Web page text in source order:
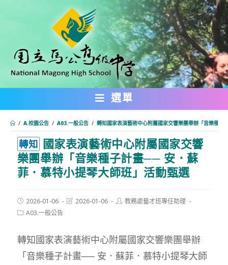
內
選單
/ A.校園公告 / A03.一般公告 / 轉知國家表演藝術中心附屬國家交響樂團舉辦「音樂種
轉知 國家表演藝術中心附屬國家交響
樂團舉辦「音樂種子計畫── 安．蘇
菲．慕特小提琴大師班」活動甄選
Post
published:
2026-01-06
Post2026-01-06
Post教務處藝才班專任助理
PostA03.一般公告
轉知國家表演藝術中心附屬國家交響樂團舉辦
「音樂種子計畫── 安．蘇菲．慕特小提琴大師